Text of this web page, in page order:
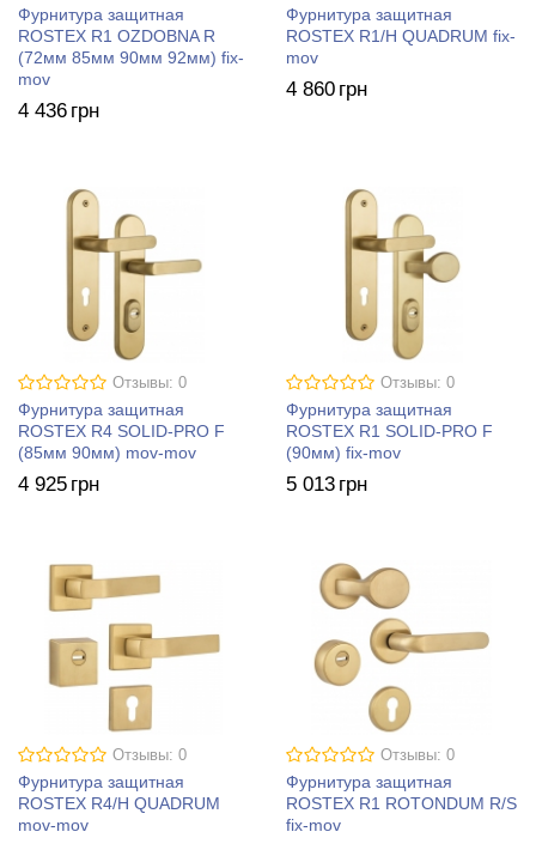
Фурнитура защитная
ROSTEX R1 OZDOBNA R
(72мм 85мм 90мм 92мм) fix-
mov
4 436 грн
Фурнитура защитная
ROSTEX R1/H QUADRUM fix-
mov
4 860 грн
Отзывы: 0
Фурнитура защитная
ROSTEX R4 SOLID-PRO F
(85мм 90мм) mov-mov
4 925 грн
Отзывы: 0
Фурнитура защитная
ROSTEX R1 SOLID-PRO F
(90мм) fix-mov
5 013 грн
Отзывы: 0
Фурнитура защитная
ROSTEX R4/H QUADRUM
mov-mov
Отзывы: 0
Фурнитура защитная
ROSTEX R1 ROTONDUM R/S
fix-mov